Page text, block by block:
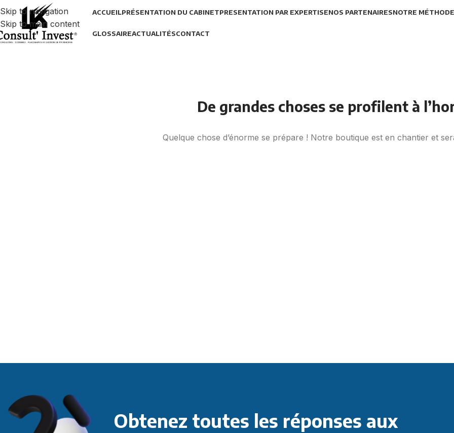
Skip to navigation
Skip to main content
ACCUEILPRÉSENTATION DU CABINETPRESENTATION PAR EXPERTISENOS PARTENAIRESNOTRE MÉTHODE
GLOSSAIREACTUALITÉSCONTACT
De grandes choses se profilent à
Quelque chose d’énorme se prépare ! Notre boutique est en chantier et
Obtenez toutes les réponses aux